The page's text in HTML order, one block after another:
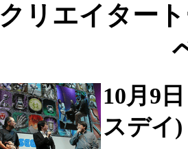
クリエイター
10月9
スデイ)